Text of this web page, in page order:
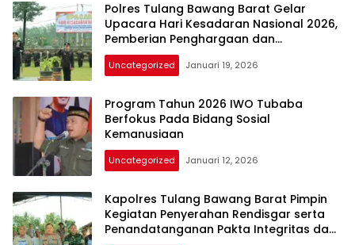
yang
relatif
lebih
murah
dari
Koran
maupun
media
siber
lainnya,
desain
Koran
dan
media
Polres Tulang Bawang Barat Gelar
Upacara Hari Kesadaran Nasional 2026,
Pemberian Penghargaan dan
Penyematan Tanda kehormatan
Personil*
Uncategorized Januari 19, 2026
Program Tahun 2026 IWO Tubaba
Berfokus Pada Bidang Sosial
Kemanusiaan
Uncategorized Januari 12, 2026
Kapolres Tulang Bawang Barat Pimpin
Kegiatan Penyerahan Rendisgar serta
Penandatanganan Pakta Integritas dan